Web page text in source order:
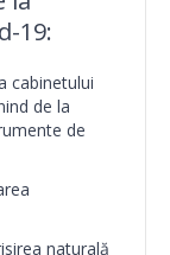
19:
cabinetului
de la
de
naturală